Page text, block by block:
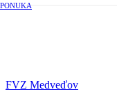
PONUKA
FVZ Medveďov